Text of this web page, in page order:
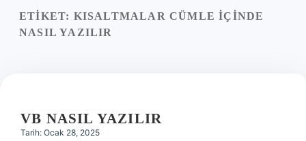
Yasal Uyarı
ETIKET: KISALTMALAR CÜMLE IÇINDE
NASIL YAZILIR
VB NASIL YAZILIR
Tarih: Ocak 28, 2025